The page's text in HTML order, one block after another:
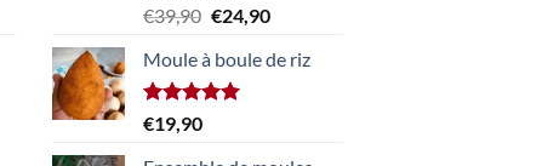
Note5.00
sur 5
€39,90 Le
initial
était :
€24,90Le
actuel
Moule à boule de riz
Note5.00
sur 5
€19,90